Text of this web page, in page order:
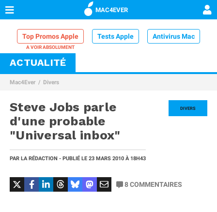
MAC4EVER
Top Promos Apple Tests Apple Antivirus Mac
VPN Mac
Comparatif iPhone
ACTUALITÉ
Mac4Ever Divers
DIVERS
Steve Jobs parle
d'une probable
"Universal inbox"
PAR LA RÉDACTION - PUBLIÉ LE 23 MARS 2010 À 18H43
8COMMENTAIRES